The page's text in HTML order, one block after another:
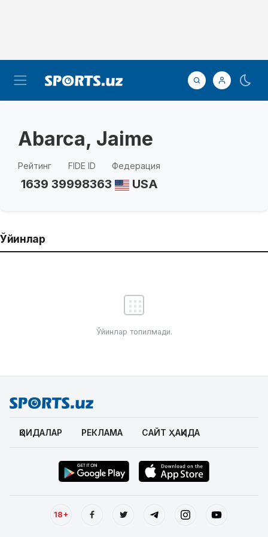
Abarca, Jaime
Рейтинг
1639
FIDE ID
39998363
Федерация
USA
Ўйинлар
Ўйинлар топилмади.
ҚОИДАЛАР РЕКЛАМА САЙТ ҲАҚИДА
18+